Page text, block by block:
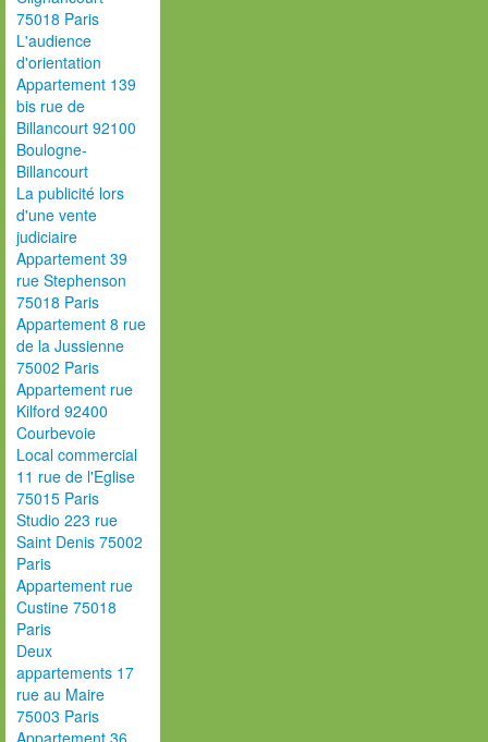
75018 Paris
L'audience
d'orientation
Appartement 139
bis rue de
Billancourt 92100
Boulogne-
Billancourt
La publicité lors
d'une vente
judiciaire
Appartement 39
rue Stephenson
75018 Paris
Appartement 8 rue
de la Jussienne
75002 Paris
Appartement rue
Kilford 92400
Courbevoie
Local commercial
11 rue de l'Eglise
75015 Paris
Studio 223 rue
Saint Denis 75002
Paris
Appartement rue
Custine 75018
Paris
Deux
appartements 17
rue au Maire
75003 Paris
Appartement 36